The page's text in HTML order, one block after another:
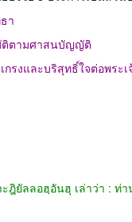
า
ติตามศาสนบัญญัติ
กรงและบริสุทธิ์ใจต่อพระเ
ฎิยัลลอฮฺอันฮุ เล่าว่า : ท่า